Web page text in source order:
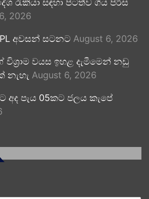
රැකියා සඳහා පිටත්ව ගිය පිරිස
2026
අවසන් සටනට August 6, 2026
වයස ඉහළ දැමීමෙන් නඩු
නැහැ August 6, 2026
අද පැය 05කට ජලය කැපේ